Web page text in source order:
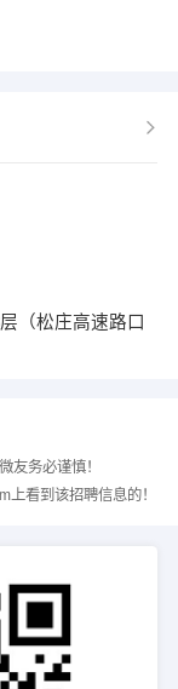
（松庄高速路口
友务必谨慎！
上看到该招聘信息的！